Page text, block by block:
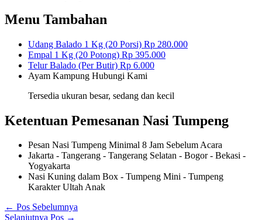
Menu Tambahan
Udang Balado 1 Kg (20 Porsi) Rp 280.000
Empal 1 Kg (20 Potong) Rp 395.000
Telur Balado (Per Butir) Rp 6.000
Ayam Kampung Hubungi Kami
Tersedia ukuran besar, sedang dan kecil
Ketentuan Pemesanan Nasi Tumpeng
Pesan Nasi Tumpeng Minimal 8 Jam Sebelum Acara
Jakarta - Tangerang - Tangerang Selatan - Bogor - Bekasi -
Yogyakarta
Nasi Kuning dalam Box - Tumpeng Mini - Tumpeng
Karakter Ultah Anak
← Pos Sebelumnya
Selanjutnya Pos →